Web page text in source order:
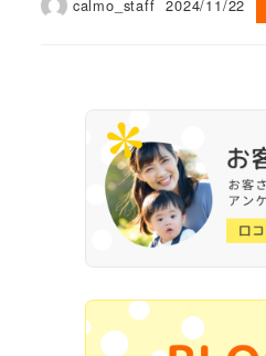
calmo_staff 2024/11/22